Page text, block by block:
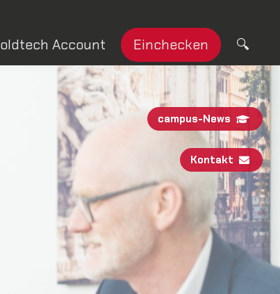
Account Einchecken 🔍︎
campus-News
Kontakt